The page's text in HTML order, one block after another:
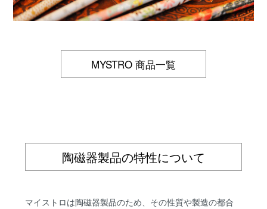
MYSTRO 商品一覧
陶磁器製品の特性について
マイストロは陶磁器製品のため、その性質や製造の都合